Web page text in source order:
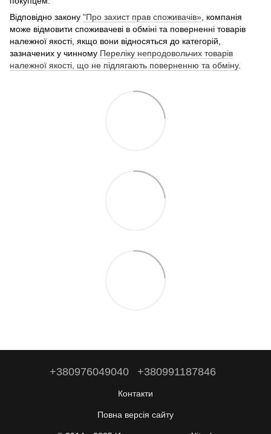
Відповідно закону "Про захист прав споживачів», компанія
може відмовити споживачеві в обміні та поверненні товарів
належної якості, якщо вони відносяться до категорій,
зазначених у чинному Переліку непродовольчих товарів
належної якості, що не підлягають поверненню та обміну.
+380976049040 +380991187846
Контакти
Повна версія сайту